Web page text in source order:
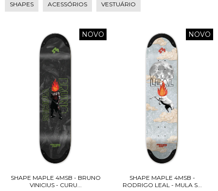
SHAPES ACESSÓRIOS VESTUÁRIO
NOVO
SHAPE MAPLE 4MSB - BRUNO
VINICIUS - CURU...
NOVO
SHAPE MAPLE 4MSB -
RODRIGO LEAL - MULA S...